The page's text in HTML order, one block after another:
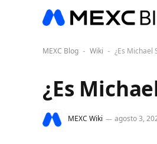
MEXC Blog - Wiki - ¿Es Michael
¿Es
MEXC Wiki agosto 3,